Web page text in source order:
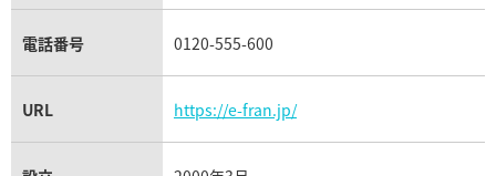
電話番号 0120-555-600
URL https://e-fran.jp/